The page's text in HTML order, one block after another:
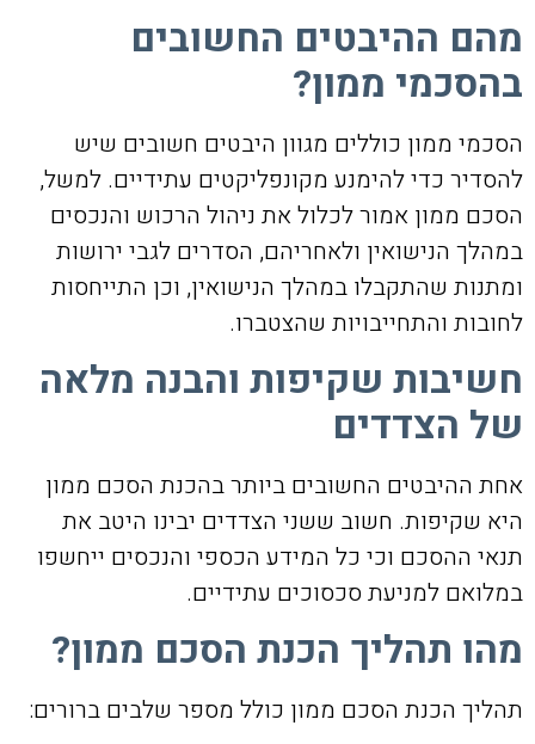
מהם ההיבטים החשובים
בהסכמי ממון?
הסכמי ממון כוללים מגוון היבטים חשובים שיש
להסדיר כדי להימנע מקונפליקטים עתידיים. למשל,
הסכם ממון אמור לכלול את ניהול הרכוש והנכסים
במהלך הנישואין ולאחריהם, הסדרים לגבי ירושות
ומתנות שהתקבלו במהלך הנישואין, וכן התייחסות
לחובות והתחייבויות שהצטברו.
חשיבות שקיפות והבנה מלאה
של הצדדים
אחת ההיבטים החשובים ביותר בהכנת הסכם ממון
היא שקיפות. חשוב ששני הצדדים יבינו היטב את
תנאי ההסכם וכי כל המידע הכספי והנכסים ייחשפו
במלואם למניעת סכסוכים עתידיים.
מהו תהליך הכנת הסכם ממון?
תהליך הכנת הסכם ממון כולל מספר שלבים ברורים: